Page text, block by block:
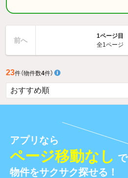
前へ
1ページ目
全1ページ
23件（物件数4件）
アプリなら
ページ移動なし で
物件をサクサク探せる！